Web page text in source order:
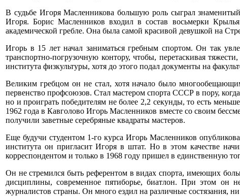
В судьбе Игоря Масленникова большую роль сыграл
Игоря. Борис Масленников входил в состав восьмерки
академической гребле. Она была самой красивой девушкой на
Игорь в 15 лет начал заниматься гребным спортом. Он так
транспортно-погрузочную контору, чтобы, перетаскивая
института физкультуры, хотя до этого подал документы на
Великим гребцом он не стал, хотя начало было
первенство профсоюзов. Стал мастером спорта СССР в пору,
но и проиграть победителям не более 2,2 секунды, то есть
1962 года в Кавголово Игорь Масленников вместе со своим
получили заветные серебряные квадраты мастеров.
Еще будучи студентом 1-го курса Игорь Масленников
института он пригласит Игоря в штат. Но в этом качестве
корреспондентом и только в 1968 году пришел в единственную
Он не стремился быть референтом в видах спорта, имеющих
дисциплины, современное пятиборье, биатлон. При этом он
журналистов страны. Он много ездил на различные состязания,